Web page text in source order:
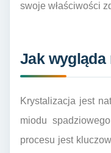
swoje właściwości
Jak wygląda
Krystalizacja jest
miodu
procesu jest